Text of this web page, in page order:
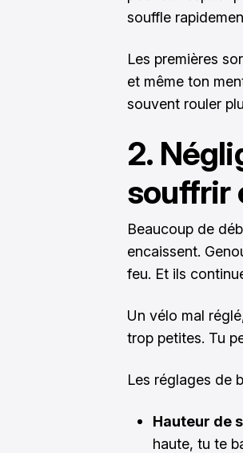
souffle
Les premières
et même ton
souvent rouler
2.
souffrir
Beaucoup de
encaissent.
feu. Et ils
Un vélo mal
trop petites. Tu
Les réglages de
Hauteur de
haute, tu te